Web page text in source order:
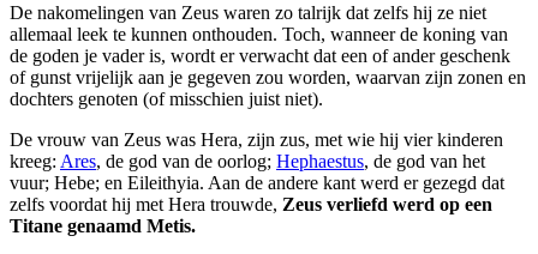
De nakomelingen van Zeus waren zo talrijk dat zelfs hij ze niet
allemaal leek te kunnen onthouden. Toch, wanneer de koning van
de goden je vader is, wordt er verwacht dat een of ander geschenk
of gunst vrijelijk aan je gegeven zou worden, waarvan zijn zonen en
dochters genoten (of misschien juist niet).
De vrouw van Zeus was Hera, zijn zus, met wie hij vier kinderen
kreeg: Ares, de god van de oorlog; Hephaestus, de god van het
vuur; Hebe; en Eileithyia. Aan de andere kant werd er gezegd dat
zelfs voordat hij met Hera trouwde, Zeus verliefd werd op een
Titane genaamd Metis.